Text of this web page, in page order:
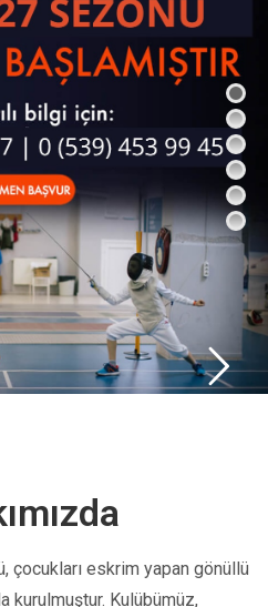
çocukları eskrim yapan gönüllü
kurulmuştur. Kulübümüz,